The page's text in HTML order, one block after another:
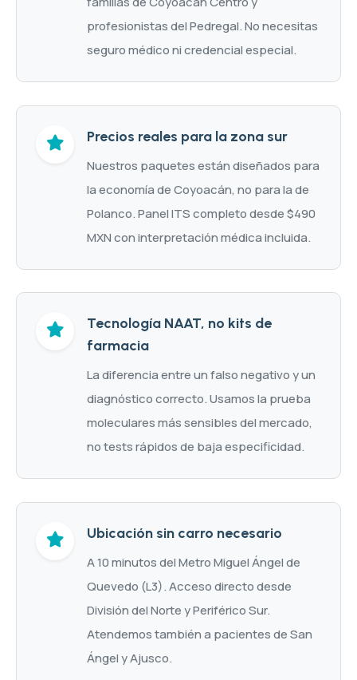
profesionistas del Pedregal. No necesitas
seguro médico ni credencial especial.
Precios reales para la zona sur
Nuestros paquetes están diseñados para
la economía de Coyoacán, no para la de
Polanco. Panel ITS completo desde $490
MXN con interpretación médica incluida.
Tecnología NAAT, no kits de
farmacia
La diferencia entre un falso negativo y un
diagnóstico correcto. Usamos la prueba
moleculares más sensibles del mercado,
no tests rápidos de baja especificidad.
Ubicación sin carro necesario
A 10 minutos del Metro Miguel Ángel de
Quevedo (L3). Acceso directo desde
División del Norte y Periférico Sur.
Atendemos también a pacientes de San
Ángel y Ajusco.